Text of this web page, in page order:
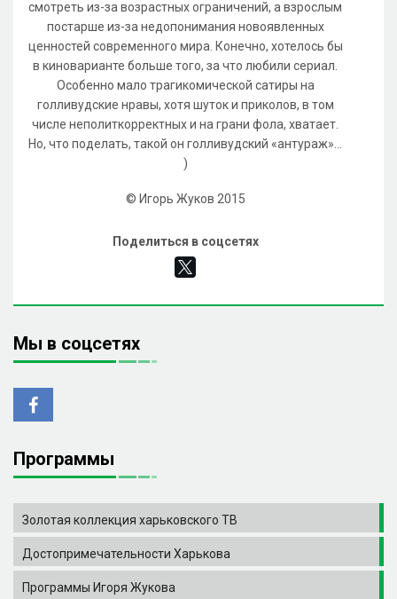
смотреть из-за возрастных ограничений, а взрослым
постарше из-за недопонимания новоявленных
ценностей современного мира. Конечно, хотелось бы
в киноварианте больше того, за что любили сериал.
Особенно мало трагикомической сатиры на
голливудские нравы, хотя шуток и приколов, в том
числе неполиткорректных и на грани фола, хватает.
Но, что поделать, такой он голливудский «антураж»…
)
© Игорь Жуков 2015
Поделиться в соцсетях
Мы в соцсетях
Программы
Золотая коллекция харьковского ТВ
Достопримечательности Харькова
Программы Игоря Жукова